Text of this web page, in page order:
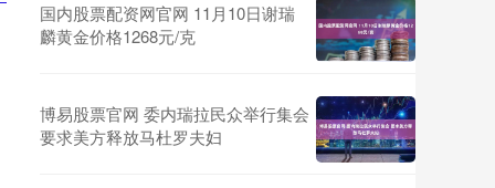
国内股票配资网官网 11月10日谢瑞
麟黄金价格1268元/克
博易股票官网 委内瑞拉民众举行集会
要求美方释放马杜罗夫妇